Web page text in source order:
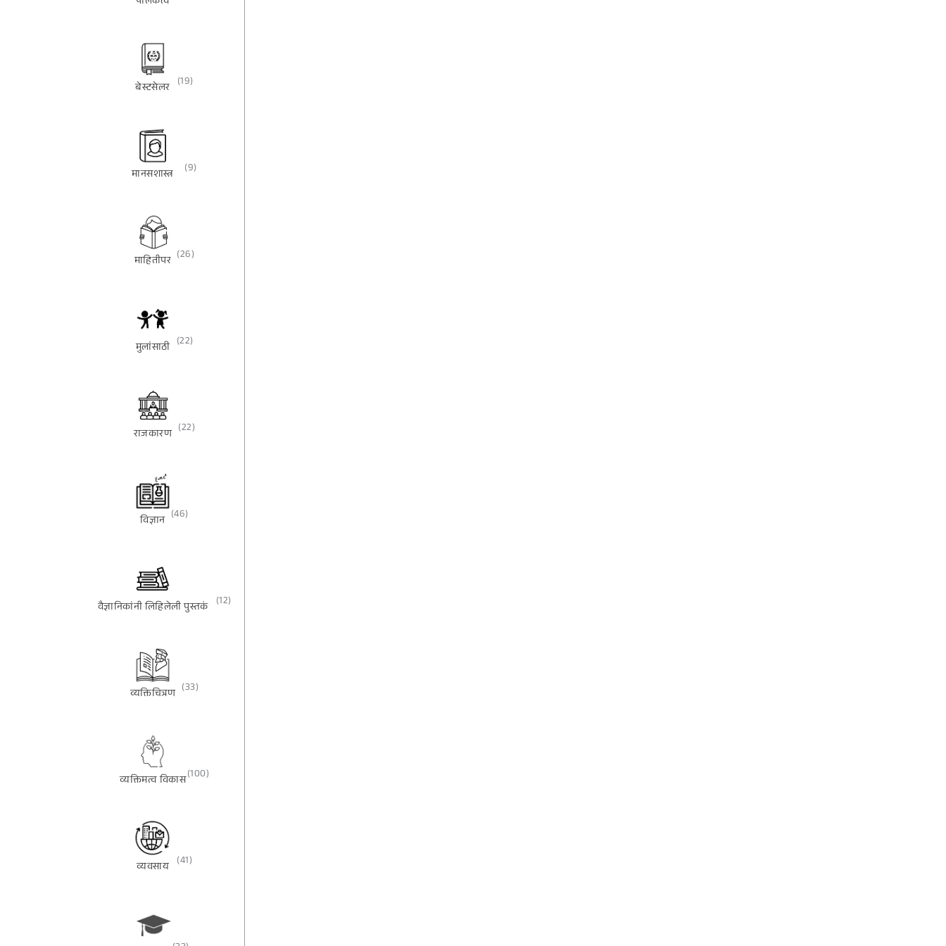
बेस्टसेलर (19)
मानसशास्त्र (9)
माहितीपर (26)
मुलांसाठी (22)
राजकारण (22)
विज्ञान (46)
वैज्ञानिकांनी लिहिलेली पुस्तकं (12)
व्यक्तिचित्रण (33)
व्यक्तिमत्व विकास(100)
व्यवसाय (41)